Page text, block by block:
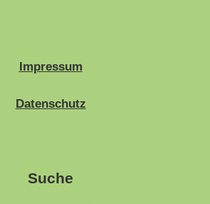
Impressum
Datenschutz
Suche